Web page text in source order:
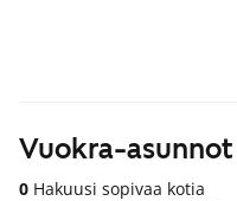
Vuokra-asunnot
0 Hakuusi sopivaa kotia